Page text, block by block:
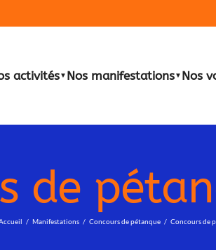
activités▼ Nos manifestations▼ Nos
de
Manifestations Concours de pétanque Concours de